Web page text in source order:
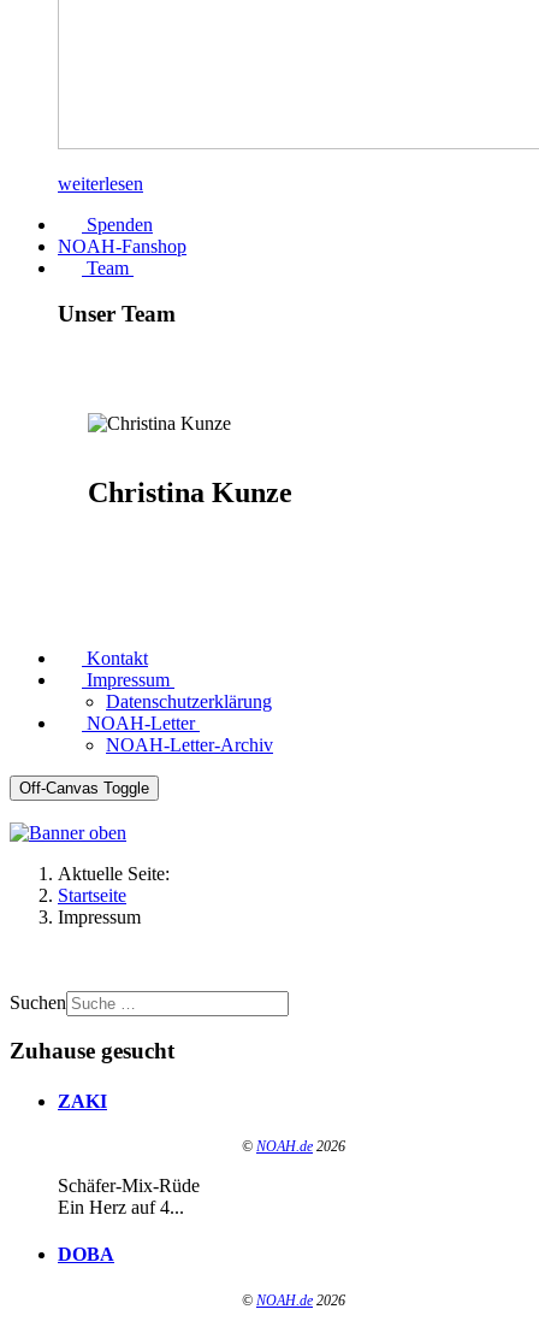
weiterlesen
Spenden
NOAH-Fanshop
Team
Unser Team
Christina Kunze
Kontakt
Impressum
Datenschutzerklärung
NOAH-Letter
NOAH-Letter-Archiv
Off-Canvas Toggle
Aktuelle Seite:
Startseite
Impressum
Suchen
Zuhause gesucht
ZAKI
© NOAH.de 2026
Schäfer-Mix-Rüde
Ein Herz auf 4...
DOBA
© NOAH.de 2026